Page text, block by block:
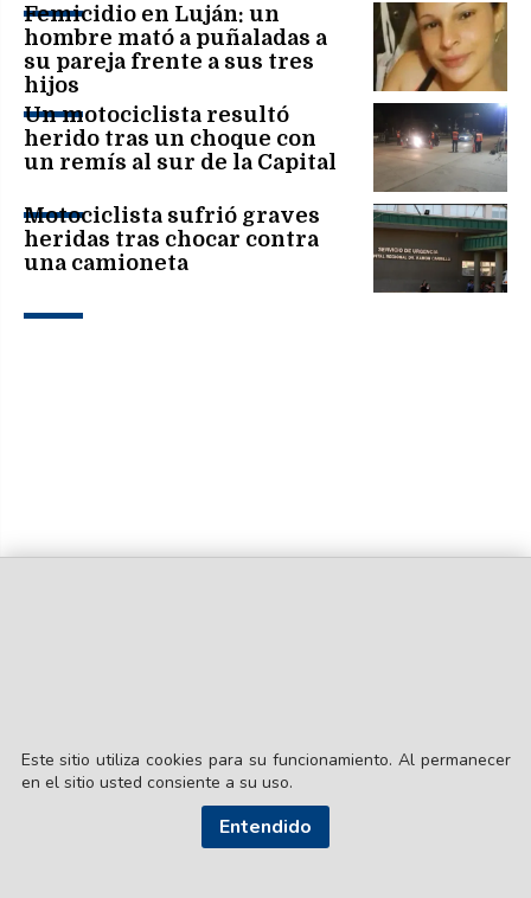
vigente
Femicidio en Luján: un
hombre mató a puñaladas a
su pareja frente a sus tres
hijos
Un motociclista resultó
herido tras un choque con
un remís al sur de la Capital
Motociclista sufrió graves
heridas tras chocar contra
una camioneta
Director Editorial: Lic. Gustavo Eduardo Ick
Este sitio utiliza cookies para su funcionamiento. Al permanecer
en el sitio usted consiente a su uso.
Entendido